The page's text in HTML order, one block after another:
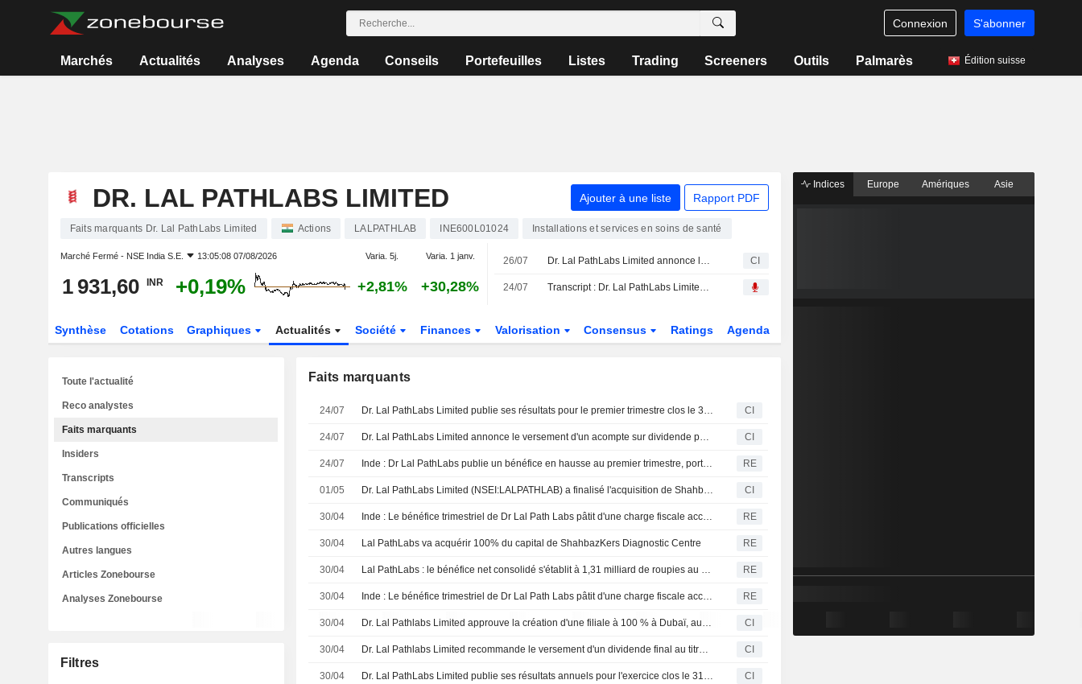
Connexion S'abonner
Marchés Actualités Analyses Agenda Conseils Portefeuilles Listes Trading Screeners Outils Palmarès Édition suisse
DR. LAL PATHLABS LIMITED Ajouter à une liste Rapport PDF
Faits marquants Dr. Lal PathLabs Limited Actions LALPATHLAB INE600L01024 Installations et services en soins de santé
Marché Fermé - NSE India S.E. 13:05:08 07/08/2026 Varia. 5j. Varia. 1 janv.
1 931,60 INR +0,19% +2,81% +30,28%
26/07 Dr. Lal PathLabs Limited annonce le départ de Gurinder Singh Kalra de son poste de administrateur indépendant, effectif au 26 juillet 2026 CI
24/07 Transcript : Dr. Lal PathLabs Limited, Q1 2027 Earnings Call, Jul 24, 2026
Synthèse Cotations Graphiques Actualités Société Finances Valorisation Consensus Ratings Agenda
Faits marquants
24/07 Dr. Lal PathLabs Limited publie ses résultats pour le premier trimestre clos le 30 juin 2026 CI
24/07 Dr. Lal PathLabs Limited annonce le versement d'un acompte sur dividende pour l'exercice 2026-2027 CI
24/07 Inde : Dr Lal PathLabs publie un bénéfice en hausse au premier trimestre, porté par la forte demande de tests RE
01/05 Dr. Lal PathLabs Limited (NSEI:LALPATHLAB) a finalisé l'acquisition de Shahbazkers Diagnostic Centre Private Limited. CI
30/04 Inde : Le bénéfice trimestriel de Dr Lal Path Labs pâtit d'une charge fiscale accrue RE
30/04 Lal PathLabs va acquérir 100% du capital de ShahbazKers Diagnostic Centre RE
30/04 Lal PathLabs : le bénéfice net consolidé s'établit à 1,31 milliard de roupies au quatrième trimestre RE
30/04 Inde : Le bénéfice trimestriel de Dr Lal Path Labs pâtit d'une charge fiscale accrue RE
30/04 Dr. Lal Pathlabs Limited approuve la création d'une filiale à 100 % à Dubaï, aux Émirats arabes unis CI
30/04 Dr. Lal Pathlabs Limited recommande le versement d'un dividende final au titre de l'exercice clos le 31 mars 2026 CI
30/04 Dr. Lal PathLabs Limited publie ses résultats annuels pour l'exercice clos le 31 mars 2026 CI
Toute l'actualité
Reco analystes
Faits marquants
Insiders
Transcripts
Communiqués
Publications officielles
Autres langues
Articles Zonebourse
Analyses Zonebourse
Filtres
Indices Europe Amériques Asie